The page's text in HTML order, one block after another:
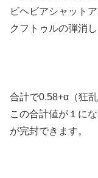
ビヘビアシャット
クフトゥルの弾消
合計で0.58+α（狂
この合計値が１に
が完封できます。